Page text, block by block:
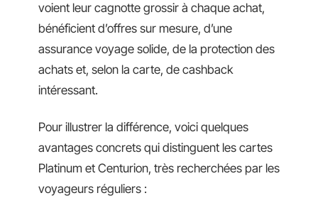
voient leur cagnotte grossir à chaque achat,
bénéficient d’offres sur mesure, d’une
assurance voyage solide, de la protection des
achats et, selon la carte, de cashback
intéressant.
Pour illustrer la différence, voici quelques
avantages concrets qui distinguent les cartes
Platinum et Centurion, très recherchées par les
voyageurs réguliers :